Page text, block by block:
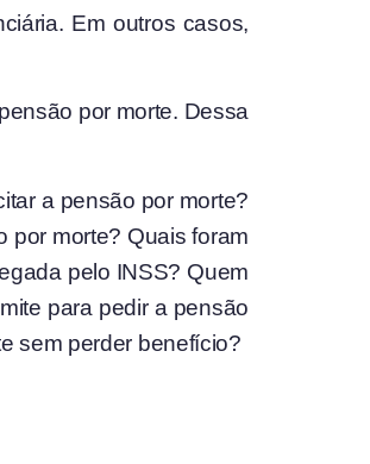
Em outros casos,
por morte. Dessa
a pensão por morte?
por morte? Quais foram
pelo INSS? Quem
para pedir a pensão
sem perder benefício?